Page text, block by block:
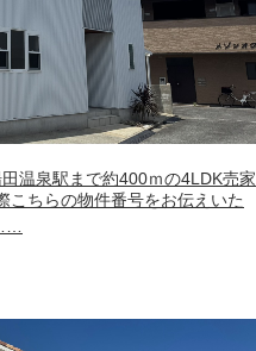
温泉駅まで約400ｍの4LDK売家
こちらの物件番号をお伝えいた